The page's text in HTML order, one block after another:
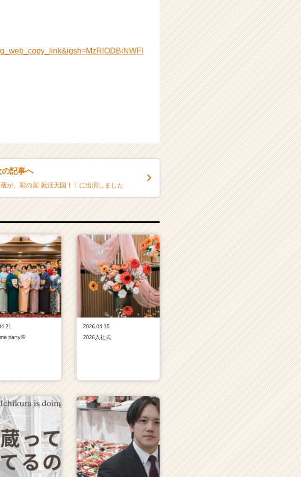
の記事へ
が、彩の国 就活天国！！に出演しました
party🌸
2026.04.15
2026入社式